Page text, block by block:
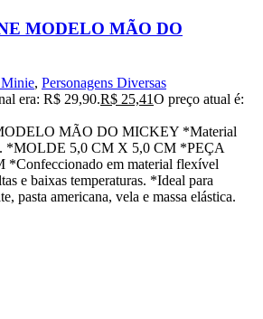
MODELO MÃO DO
, Personagens Diversas
era: R$ 29,90.R$ 25,41O preço atual é:
MÃO DO MICKEY *Material
. *MOLDE 5,0 CM X 5,0 CM *PEÇA
*Confeccionado em material flexível
e baixas temperaturas. *Ideal para
pasta americana, vela e massa elástica.